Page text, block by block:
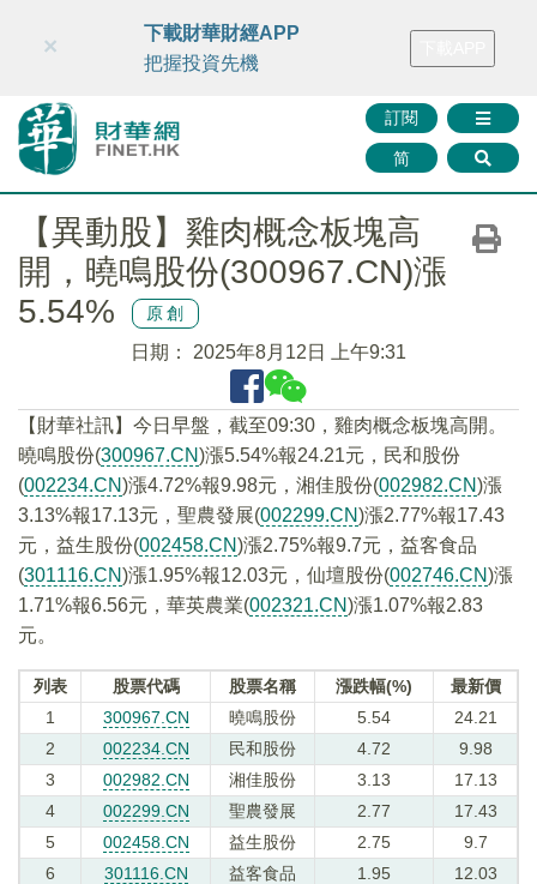
財華智庫網 FINTV FINMETA 財華證券 媒體矩陣
訂閱
简
×
下載財華財經APP
把握投資先機
【異動股】雞肉概念板塊高
開，曉鳴股份(300967.CN)漲
5.54%
原創
日期： 2025年8月12日 上午9:31
【財華社訊】今日早盤，截至09:30，雞肉概念板塊高開。
曉鳴股份(300967.CN)漲5.54%報24.21元，民和股份
(002234.CN)漲4.72%報9.98元，湘佳股份(002982.CN)漲
3.13%報17.13元，聖農發展(002299.CN)漲2.77%報17.43
元，益生股份(002458.CN)漲2.75%報9.7元，益客食品
(301116.CN)漲1.95%報12.03元，仙壇股份(002746.CN)漲
1.71%報6.56元，華英農業(002321.CN)漲1.07%報2.83
元。
列表 股票代碼 股票名稱 漲跌幅(%)
最新價
1
300967.CN 曉鳴股份 5.54
24.21
2
002234.CN 民和股份 4.72
9.98
3
002982.CN 湘佳股份 3.13
17.13
4
002299.CN 聖農發展 2.77
17.43
5
002458.CN 益生股份 2.75
9.7
6
301116.CN 益客食品 1.95
12.03